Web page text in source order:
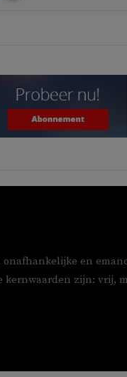
en
kernwaarden zijn: vrij,